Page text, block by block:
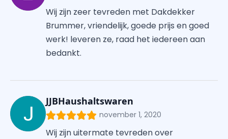
Wij zijn zeer tevreden met Dakdekker
Brummer, vriendelijk, goede prijs en goed
werk! leveren ze, raad het iedereen aan
bedankt.
JJBHaushaltswaren
november 1, 2020
Wij zijn uitermate tevreden over